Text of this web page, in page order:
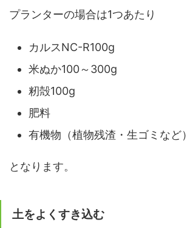
プランターの場合は1つあたり
カルスNC-R100g
米ぬか100～300g
籾殻100g
肥料
有機物（植物残渣・生ゴミなど）
となります。
土をよくすき込む